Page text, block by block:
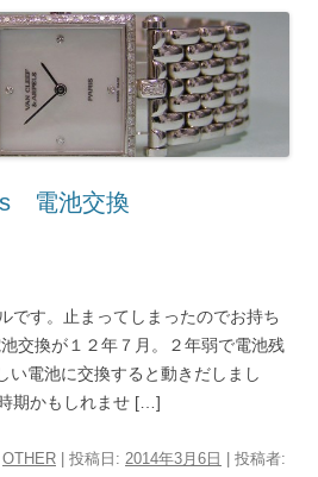
電池交換
です。止まってしまったのでお持ち
交換が１２年７月。２年弱で電池残
電池に交換すると動きだしまし
期かもしれませ […]
OTHER | 投稿日: 2014年3月6日 投稿者: